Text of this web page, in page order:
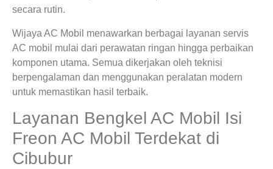
secara rutin.
Wijaya AC Mobil menawarkan berbagai layanan servis
AC mobil mulai dari perawatan ringan hingga perbaikan
komponen utama. Semua dikerjakan oleh teknisi
berpengalaman dan menggunakan peralatan modern
untuk memastikan hasil terbaik.
Layanan Bengkel AC Mobil Isi
Freon AC Mobil Terdekat di
Cibubur